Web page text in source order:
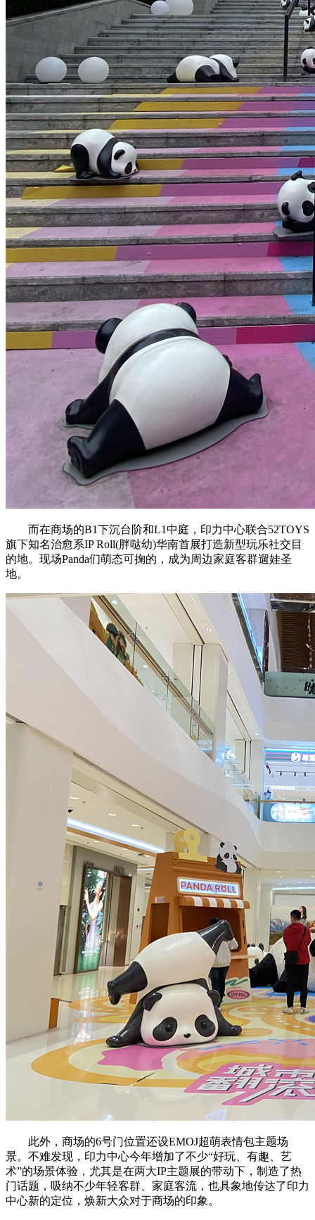
而在商场的B1下沉台阶和L1中庭，印力中心联合52TOYS
旗下知名治愈系IP Roll(胖哒幼)华南首展打造新型玩乐社交目
的地。现场Panda们萌态可掬的，成为周边家庭客群遛娃圣
地。
此外，商场的6号门位置还设EMOJ超萌表情包主题场
景。不难发现，印力中心今年增加了不少“好玩、有趣、艺
术”的场景体验，尤其是在两大IP主题展的带动下，制造了热
门话题，吸纳不少年轻客群、家庭客流，也具象地传达了印力
中心新的定位，焕新大众对于商场的印象。